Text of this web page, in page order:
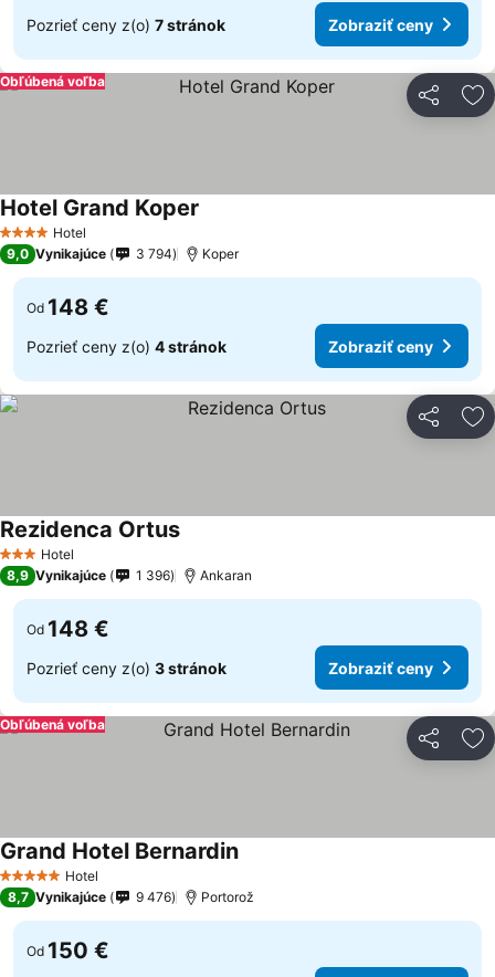
Pozrieť ceny z(o) 7 stránok Zobraziť ceny
Zdieľať
Obľúbená voľba
4 Počet hviezdičiek
Hotel
Hotel Grand Koper
9,0 Vynikajúce 3 794 Koper
Od 148 €
Pozrieť ceny z(o) 4 stránok Zobraziť ceny
Zdieľať
3 Počet hviezdičiek
Hotel
Rezidenca Ortus
8,9 Vynikajúce 1 396 Ankaran
Od 148 €
Pozrieť ceny z(o) 3 stránok Zobraziť ceny
Zdieľať
Obľúbená voľba
5 Počet hviezdičiek
Hotel
Grand Hotel Bernardin
8,7 Vynikajúce 9 476 Portorož
Od 150 €